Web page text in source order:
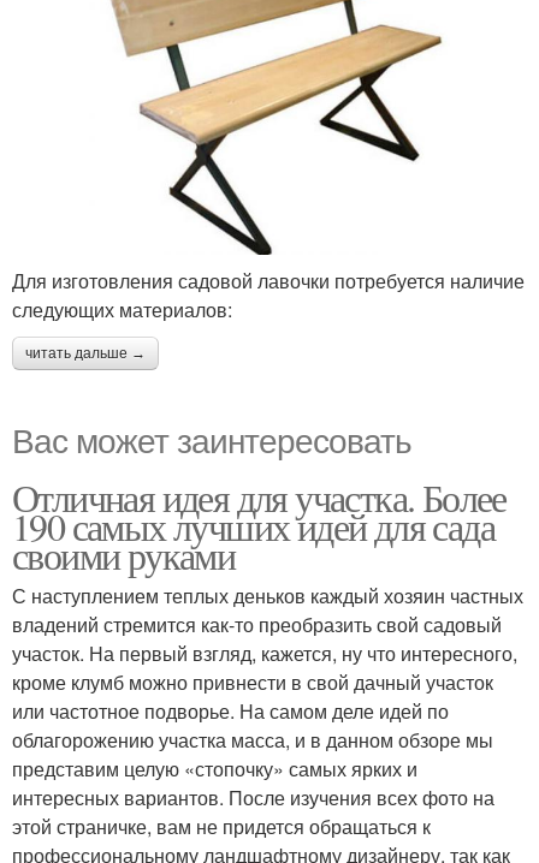
Для изготовления садовой лавочки потребуется наличие
следующих материалов:
читать дальше →
Вас может заинтересовать
Отличная идея для участка. Более
190 самых лучших идей для сада
своими руками
С наступлением теплых деньков каждый хозяин частных
владений стремится как-то преобразить свой садовый
участок. На первый взгляд, кажется, ну что интересного,
кроме клумб можно привнести в свой дачный участок
или частотное подворье. На самом деле идей по
облагорожению участка масса, и в данном обзоре мы
представим целую «стопочку» самых ярких и
интересных вариантов. После изучения всех фото на
этой страничке, вам не придется обращаться к
профессиональному ландшафтному дизайнеру, так как